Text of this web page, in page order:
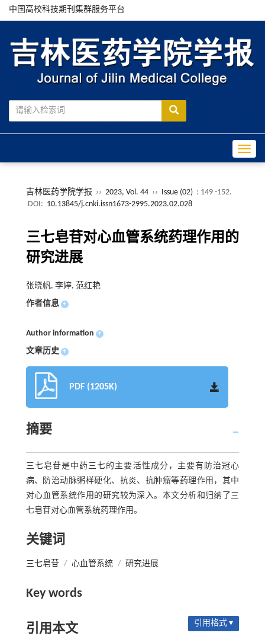
中国高校科技期刊集群服务平台
吉林医药学院学报 ›› 2023, Vol. 44 ›› Issue (02) : 149 -152.
DOI: 10.13845/j.cnki.issn1673-2995.2023.02.028
三七皂苷对心血管系统药理作用的
研究进展
张晓帆, 李婷, 范红艳
作者信息 +
Author information +
文章历史 +
PDF (1205K)
摘要
三七皂苷是中药三七的主要活性成分，主要有防治冠心
病、防治动脉粥样硬化、抗炎、抗肿瘤等药理作用，其中
对心血管系统作用的研究较为深入。本文分析和归纳了三
七皂苷对心血管系统药理作用。
关键词
三七皂苷 / 心血管系统 / 研究进展
Key words
引用本文 引用格式 ▾